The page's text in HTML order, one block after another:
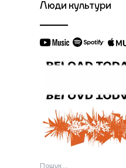
Люди культури
Пошук: